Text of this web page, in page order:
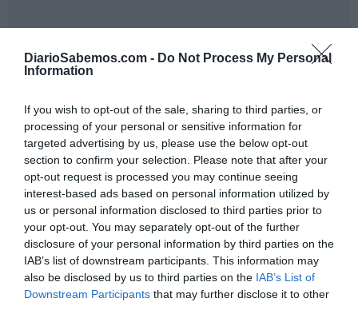
DiarioSabemos.com - Do Not Process My Personal
Information
If you wish to opt-out of the sale, sharing to third parties, or
processing of your personal or sensitive information for
targeted advertising by us, please use the below opt-out
section to confirm your selection. Please note that after your
opt-out request is processed you may continue seeing
interest-based ads based on personal information utilized by
us or personal information disclosed to third parties prior to
your opt-out. You may separately opt-out of the further
disclosure of your personal information by third parties on the
IAB’s list of downstream participants. This information may
also be disclosed by us to third parties on the IAB’s List of
Downstream Participants that may further disclose it to other
La chavalería se abraza a los movimientos xenófobos
mientras esperan la llegada de León XIV, otro papa que
como Francisco, su antecesor, les ha salido rana y
antitrumpista. Tiene mucho trabajo, mucha homilía y
mucha encíclica por delante el santo padre Prevost hasta
rescatar a tantas ovejas descarriadas por los caminos del
odio, el racismo y la insolidaridad. Tiene León mucha
tarea por hacer para deshacer la empanada mental que
Ayuso ha ido cocinando en las maleables mentes de
nuestros chicos. Solo unas horas antes de la llegada del
sumo pontífice, la presidenta de Madrid se ha despachado,